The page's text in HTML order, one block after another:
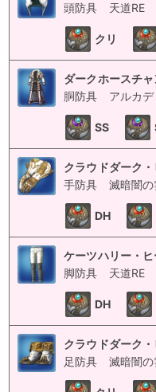
頭防具
天道RE
クリ
ダークホースチ
胴防具
アルカ
SS
クラウドダーク
手防具
滅暗闇の
DH
ケーツハリー・
脚防具
天道RE
DH
クラウドダーク
足防具
滅暗闇の